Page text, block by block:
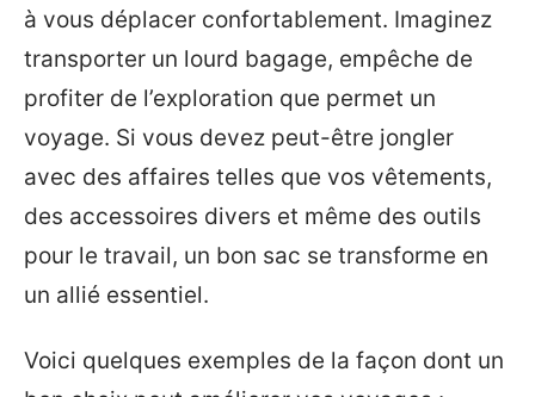
à vous déplacer confortablement. Imaginez
transporter un lourd bagage, empêche de
profiter de l’exploration que permet un
voyage. Si vous devez peut-être jongler
avec des affaires telles que vos vêtements,
des accessoires divers et même des outils
pour le travail, un bon sac se transforme en
un allié essentiel.
Voici quelques exemples de la façon dont un